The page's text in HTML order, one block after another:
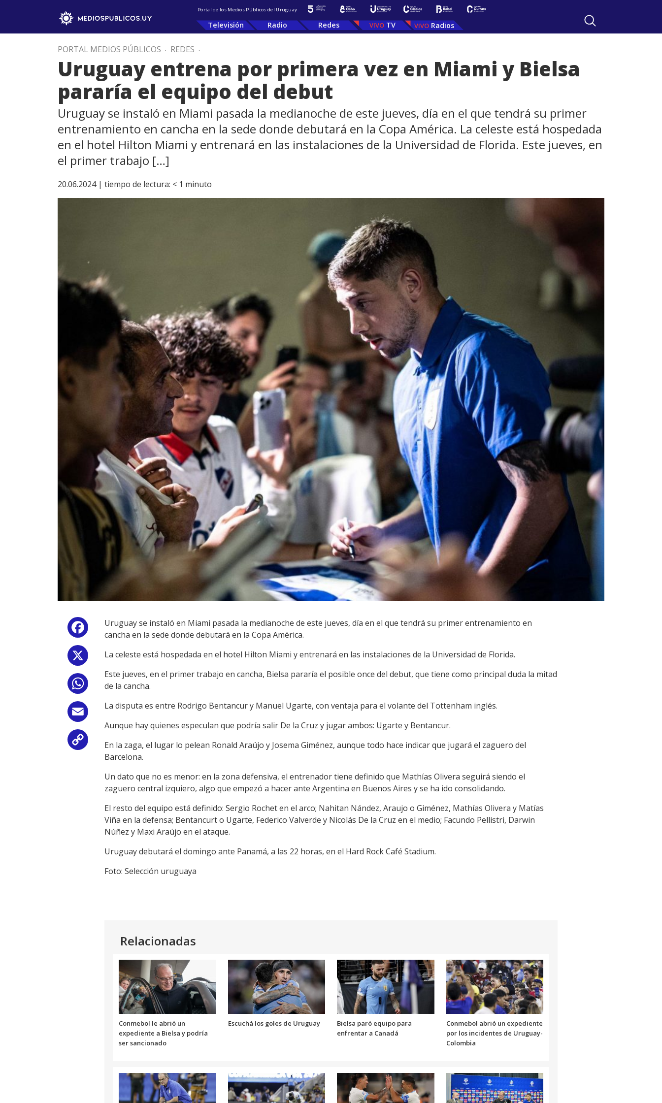
Portal de los Medios Públicos del Uruguay
Televisión Radio Redes TV Radios
PORTAL MEDIOS PÚBLICOS . REDES .
Uruguay entrena por primera vez en Miami y Bielsa
pararía el equipo del debut
Uruguay se instaló en Miami pasada la medianoche de este jueves, día en el que tendrá su primer
entrenamiento en cancha en la sede donde debutará en la Copa América. La celeste está hospedada
en el hotel Hilton Miami y entrenará en las instalaciones de la Universidad de Florida. Este jueves, en
el primer trabajo […]
20.06.2024 | tiempo de lectura: < 1 minuto
Facebook
WhatsApp
Copy
Link
Uruguay se instaló en Miami pasada la medianoche de este jueves, día en el que tendrá su primer entrenamiento en
cancha en la sede donde debutará en la Copa América.
La celeste está hospedada en el hotel Hilton Miami y entrenará en las instalaciones de la Universidad de Florida.
Este jueves, en el primer trabajo en cancha, Bielsa pararía el posible once del debut, que tiene como principal duda la mitad
de la cancha.
La disputa es entre Rodrigo Bentancur y Manuel Ugarte, con ventaja para el volante del Tottenham inglés.
Aunque hay quienes especulan que podría salir De la Cruz y jugar ambos: Ugarte y Bentancur.
En la zaga, el lugar lo pelean Ronald Araújo y Josema Giménez, aunque todo hace indicar que jugará el zaguero del
Barcelona.
Un dato que no es menor: en la zona defensiva, el entrenador tiene definido que Mathías Olivera seguirá siendo el
zaguero central izquiero, algo que empezó a hacer ante Argentina en Buenos Aires y se ha ido consolidando.
El resto del equipo está definido: Sergio Rochet en el arco; Nahitan Nández, Araujo o Giménez, Mathías Olivera y Matías
Viña en la defensa; Bentancurt o Ugarte, Federico Valverde y Nicolás De la Cruz en el medio; Facundo Pellistri, Darwin
Núñez y Maxi Araújo en el ataque.
Uruguay debutará el domingo ante Panamá, a las 22 horas, en el Hard Rock Café Stadium.
Foto: Selección uruguaya
Relacionadas
Conmebol le abrió un
expediente a Bielsa y podría
ser sancionado
Escuchá los goles de Uruguay
Bielsa paró equipo para
enfrentar a Canadá
Conmebol abrió un expediente
por los incidentes de Uruguay-
Colombia